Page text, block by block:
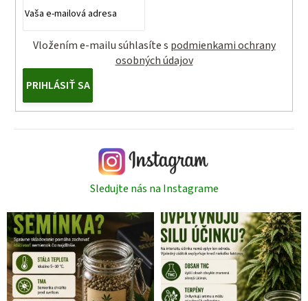
Vložením e-mailu súhlasíte s podmienkami ochrany
osobných údajov
PRIHLÁSIŤ SA
Sledujte nás na Instagrame